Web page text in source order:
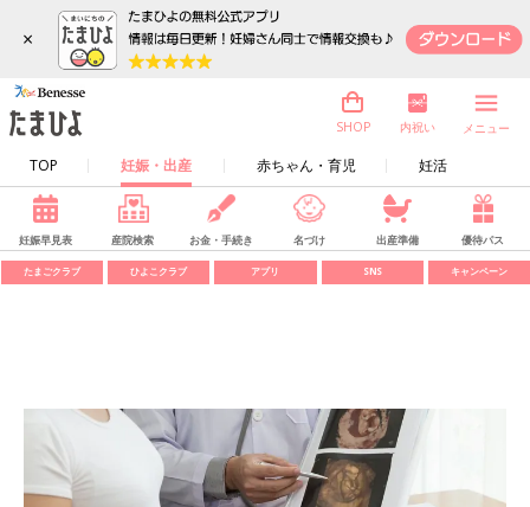
×
TOP 妊娠・出産 赤ちゃん・育児 妊活
SHOP 内祝い メニュー
妊娠早見表 産院検索 お金・手続き 名づけ 出産準備 優待パス
たまごクラブ ひよこクラブ アプリ SNS キャンペーン